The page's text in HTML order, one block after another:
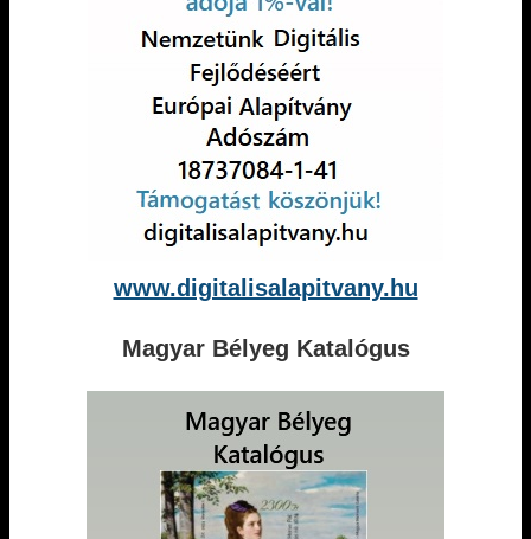
www.digitalisalapitvany.hu
Magyar Bélyeg Katalógus